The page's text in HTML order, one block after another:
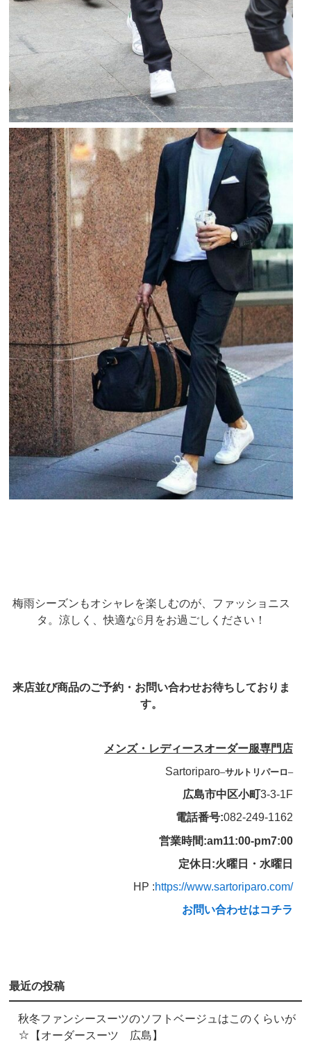
梅雨シーズンもオシャレを楽しむのが、ファッショニス
タ。涼しく、快適な6月をお過ごしください！
来店並び商品のご予約・お問い合わせお待ちしておりま
す。
メンズ・レディースオーダー服専門店
Sartoriparo–サルトリパーロ–
広島市中区小町3-3-1F
電話番号:082-249-1162
営業時間:am11:00-pm7:00
定休日:火曜日・水曜日
HP :https://www.sartoriparo.com/
お問い合わせはコチラ
最近の投稿
秋冬ファンシースーツのソフトベージュはこのくらいが
☆【オーダースーツ 広島】